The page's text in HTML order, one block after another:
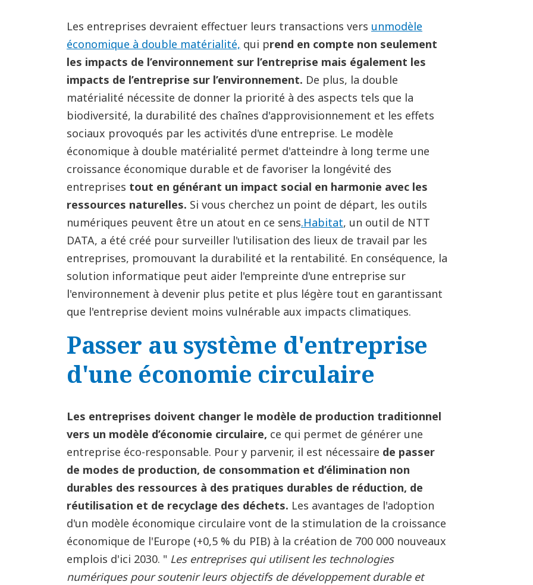
Les entreprises devraient effectuer leurs transactions vers unmodèle
économique à double matérialité, qui prend en compte non seulement
les impacts de l’environnement sur l’entreprise mais également les
impacts de l’entreprise sur l’environnement. De plus, la double
matérialité nécessite de donner la priorité à des aspects tels que la
biodiversité, la durabilité des chaînes d'approvisionnement et les effets
sociaux provoqués par les activités d'une entreprise. Le modèle
économique à double matérialité permet d'atteindre à long terme une
croissance économique durable et de favoriser la longévité des
entreprises tout en générant un impact social en harmonie avec les
ressources naturelles. Si vous cherchez un point de départ, les outils
numériques peuvent être un atout en ce sens.Habitat, un outil de NTT
DATA, a été créé pour surveiller l'utilisation des lieux de travail par les
entreprises, promouvant la durabilité et la rentabilité. En conséquence, la
solution informatique peut aider l'empreinte d'une entreprise sur
l'environnement à devenir plus petite et plus légère tout en garantissant
que l'entreprise devient moins vulnérable aux impacts climatiques.
Passer au système d'entreprise
d'une économie circulaire
Les entreprises doivent changer le modèle de production traditionnel
vers un modèle d’économie circulaire, ce qui permet de générer une
entreprise éco-responsable. Pour y parvenir, il est nécessaire de passer
de modes de production, de consommation et d’élimination non
durables des ressources à des pratiques durables de réduction, de
réutilisation et de recyclage des déchets. Les avantages de l'adoption
d'un modèle économique circulaire vont de la stimulation de la croissance
économique de l'Europe (+0,5 % du PIB) à la création de 700 000 nouveaux
emplois d'ici 2030. "Les entreprises qui utilisent les technologies
numériques pour soutenir leurs objectifs de développement durable et